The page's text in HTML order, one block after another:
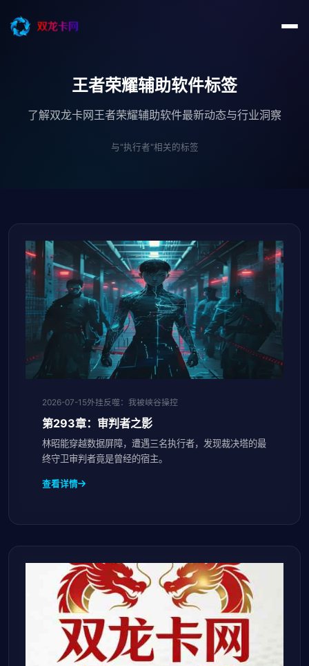
王者荣耀辅助软件标签
了解双龙卡网王者荣耀辅助软件最新动态与行业洞察
与"执行者"相关的标签
2026-07-15外挂反噬：我被峡谷操控
第293章：审判者之影
林昭能穿越数据屏障，遭遇三名执行者，发现裁决塔的最
终守卫审判者竟是曾经的宿主。
查看详情